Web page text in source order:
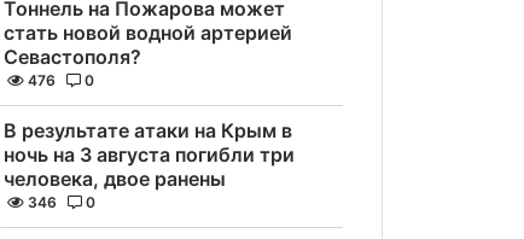
Тоннель на Пожарова может
стать новой водной артерией
Севастополя?
476 0
В результате атаки на Крым в
ночь на 3 августа погибли три
человека, двое ранены
346 0